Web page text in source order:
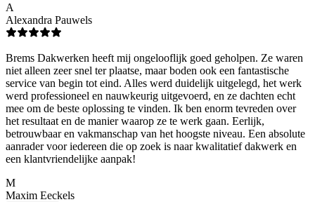
A
Alexandra Pauwels
Brems Dakwerken heeft mij ongelooflijk goed geholpen. Ze waren
niet alleen zeer snel ter plaatse, maar boden ook een fantastische
service van begin tot eind. Alles werd duidelijk uitgelegd, het werk
werd professioneel en nauwkeurig uitgevoerd, en ze dachten echt
mee om de beste oplossing te vinden. Ik ben enorm tevreden over
het resultaat en de manier waarop ze te werk gaan. Eerlijk,
betrouwbaar en vakmanschap van het hoogste niveau. Een absolute
aanrader voor iedereen die op zoek is naar kwalitatief dakwerk en
een klantvriendelijke aanpak!
M
Maxim Eeckels